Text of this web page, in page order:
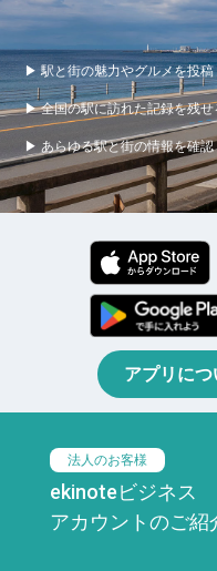
▶ 駅と街の魅力やグルメを投稿
▶ 全国の駅に訪れた記録を残せ
▶ あらゆる駅と街の情報を確認
アプリに
法人のお客様
ekinoteビジネス
アカウントのご紹